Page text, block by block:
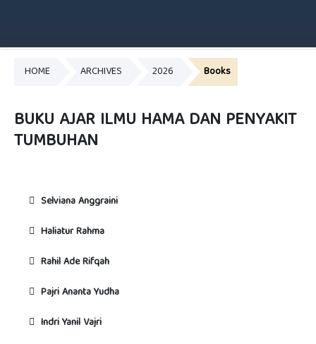
HOME ARCHIVES 2026 Books
BUKU AJAR ILMU HAMA DAN PENYAKIT
TUMBUHAN
Selviana Anggraini
Haliatur Rahma
Rahil Ade Rifqah
Pajri Ananta Yudha
Indri Yanil Vajri